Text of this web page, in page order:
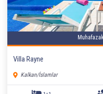
Villa Rayne
Kalkan/İslamlar